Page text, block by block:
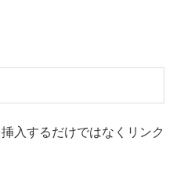
入するだけではなくリンク